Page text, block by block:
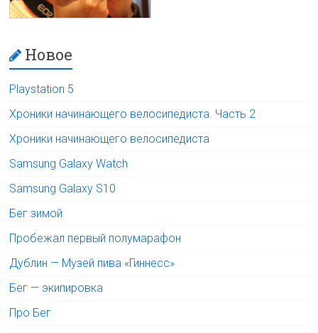
Новое
Playstation 5
Хроники начинающего велосипедиста. Часть 2
Хроники начинающего велосипедиста
Samsung Galaxy Watch
Samsung Galaxy S10
Бег зимой
Пробежал первый полумарафон
Дублин — Музей пива «Гиннесс»
Бег — экипировка
Про Бег